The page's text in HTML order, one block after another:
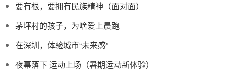
要有根，要拥有民族精神（面对面）
茅坪村的孩子，为啥爱上晨跑
在深圳，体验城市“未来感”
夜幕落下 运动上场（暑期运动新体验）